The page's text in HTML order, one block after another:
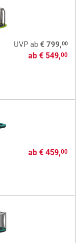
UVPab € 799,00
ab € 549,00
ab € 459,00